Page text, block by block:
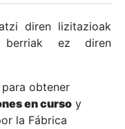
diren lizitazioak
ez diren
obtener
en curso y
la Fábrica